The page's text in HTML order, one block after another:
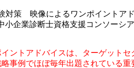
対策 映像によるワンポイントア
企業診断士資格支援コンソーシア
ントアドバイスは、ターゲット
事例でほぼ毎年出題されている重